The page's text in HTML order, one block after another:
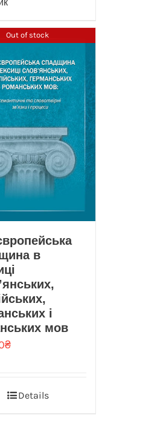
Out of stock
в
і
мов
₴
Details